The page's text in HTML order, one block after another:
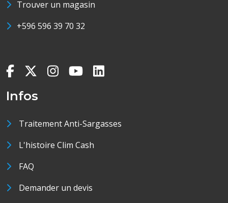
Trouver un magasin
+596 596 39 70 32
Infos
Traitement Anti-Sargasses
L'histoire Clim Cash
FAQ
Demander un devis